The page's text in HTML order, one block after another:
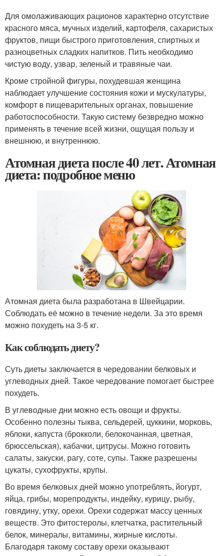
Для омолаживающих рационов характерно отсутствие
красного мяса, мучных изделий, картофеля, сахаристых
фруктов, пищи быстрого приготовления, спиртных и
разноцветных сладких напитков. Пить необходимо
чистую воду, узвар, зеленый и травяные чаи.
Кроме стройной фигуры, похудевшая женщина
наблюдает улучшение состояния кожи и мускулатуры,
комфорт в пищеварительных органах, повышение
работоспособности. Такую систему безвредно можно
применять в течение всей жизни, ощущая пользу и
внешнюю, и внутреннюю.
Атомная диета после 40 лет. Атомная
диета: подробное меню
Атомная диета была разработана в Швейцарии.
Соблюдать её можно в течение недели. За это время
можно похудеть на 3-5 кг.
Как соблюдать диету?
Суть диеты заключается в чередовании белковых и
углеводных дней. Такое чередование помогает быстрее
похудеть.
В углеводные дни можно есть овощи и фрукты.
Особенно полезны тыква, сельдерей, цуккини, морковь,
яблоки, капуста (брокколи, белокочанная, цветная,
брюссельская), кабачки, цитрусы. Можно готовить
салаты, закуски, рагу, соте, супы. Также разрешены
цукаты, сухофрукты, крупы.
Во время белковых дней можно употреблять, йогурт,
яйца, грибы, морепродукты, индейку, курицу, рыбу,
говядину, утку, орехи. Орехи содержат массу ценных
веществ. Это фитостеролы, клетчатка, растительный
белок, минералы, витамины, жирные кислоты.
Благодаря такому составу орехи оказывают